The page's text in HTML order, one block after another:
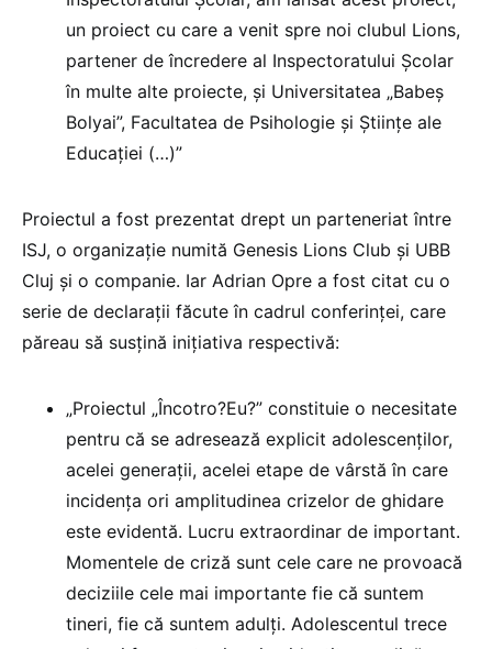
un proiect cu care a venit spre noi clubul Lions,
partener de încredere al Inspectoratului Școlar
în multe alte proiecte, și Universitatea „Babeș
Bolyai”, Facultatea de Psihologie și Științe ale
Educației (…)”
Proiectul a fost prezentat drept un parteneriat între
ISJ, o organizație numită Genesis Lions Club și UBB
Cluj și o companie. Iar Adrian Opre a fost citat cu o
serie de declarații făcute în cadrul conferinței, care
păreau să susțină inițiativa respectivă:
„Proiectul „Încotro?Eu?” constituie o necesitate
pentru că se adresează explicit adolescenților,
acelei generații, acelei etape de vârstă în care
incidența ori amplitudinea crizelor de ghidare
este evidentă. Lucru extraordinar de important.
Momentele de criză sunt cele care ne provoacă
deciziile cele mai importante fie că suntem
tineri, fie că suntem adulți. Adolescentul trece